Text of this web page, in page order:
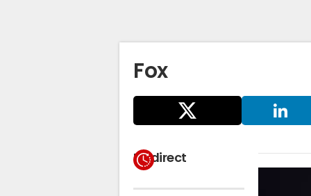
Fox
En direct